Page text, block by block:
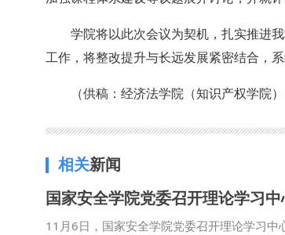
学院将以此次会议为契机， 扎实推进
工作，将整改提升与长远发展紧密结合，
（供稿：经济法学院（知识产权学院
相关新闻
国家安全学院党委召开理论学习
11月6日，国家安全学院党委召开理论学习